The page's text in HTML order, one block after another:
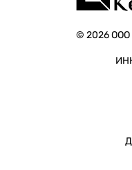
© 2026 ООО